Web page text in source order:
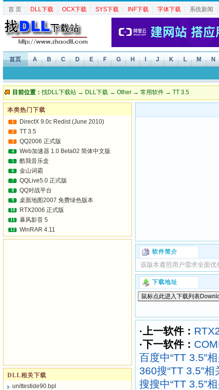
首 页 ┆ DLL下载 ┆ OCX下载 ┆ SYS下载 ┆ INF下载 ┆ 字体下载 ┆ 系统新闻
首页 A B C D E F G H J K L M N
目前位置： 找DLL下载站 → DLL下载 → Other → 常用软件 → TT 3.5
软件简介
该版本遵照用户需求全面
下载地址
·上一软件：
·下一软件：
百度中“TT 3.5”
360搜“TT 3.5”相
搜搜中“TT 3.5”
本类热门下载
1 DirectX 9.0c Redist (June 2010)
2 TT 3.5
3 QQ2006 正式版
4 Web加速器 1.0 Beta02 简体中文版
5 酷我音乐盒
6 金山词霸
7 QQLive5.0 正式版
8 QQ对战平台
9 桌面地图2007 免费绿色版本
10 RTX2006 正式版
11 暴风影音 5
12 WinRAR 4.11
DLL相关下载
unittestide90.bpl